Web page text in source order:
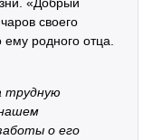
своего
родного отца.
трудную
о его